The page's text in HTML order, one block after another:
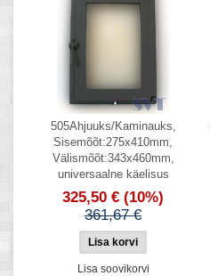
505Ahjuuks/Kaminauks,
Sisemõõt:275x410mm,
Välismõõt:343x460mm,
universaalne käelisus
325,50 € (10%)
361,67 €
Lisa soovikorvi